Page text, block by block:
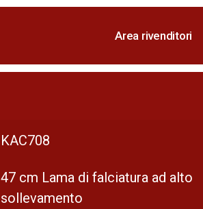
Area rivenditori
KAC708
47 cm Lama di falciatura ad alto
sollevamento